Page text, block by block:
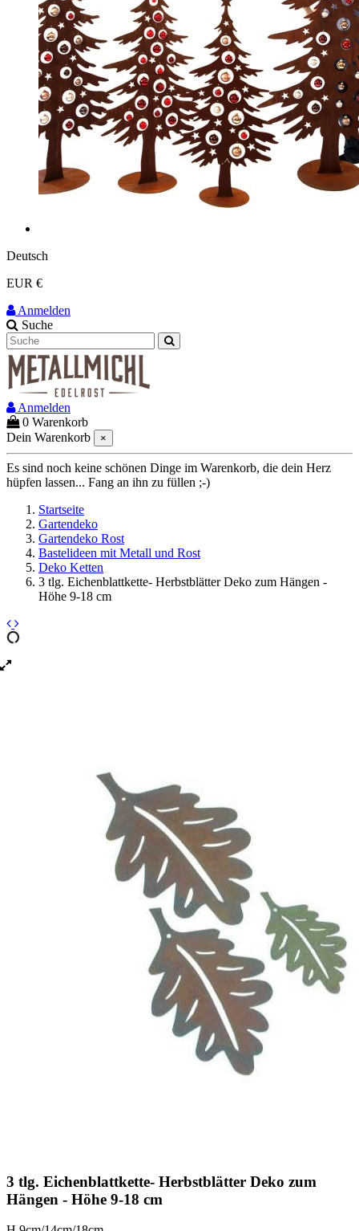
Deutsch
EUR €
Anmelden
Suche
Anmelden
0 Warenkorb
Dein Warenkorb
×
Es sind noch keine schönen Dinge im Warenkorb, die dein Herz
hüpfen lassen... Fang an ihn zu füllen ;-)
Startseite
Gartendeko
Gartendeko Rost
Bastelideen mit Metall und Rost
Deko Ketten
3 tlg. Eichenblattkette- Herbstblätter Deko zum Hängen -
Höhe 9-18 cm
3 tlg. Eichenblattkette- Herbstblätter Deko zum
Hängen - Höhe 9-18 cm